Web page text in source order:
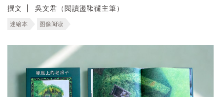
撰文 吳文君（閱讀盪鞦韆主筆）
迷繪本 图像阅读